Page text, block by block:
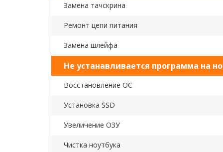
Замена тачскрина
Ремонт цепи питания
Замена шлейфа
Не устанавливается программа на
Восстановление ОС
Установка SSD
Увеличение ОЗУ
Чистка ноутбука